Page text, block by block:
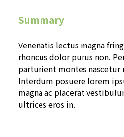
Summary
Venenatis lectus magna
rhoncus dolor purus non.
parturient montes nascetur
Interdum posuere lorem
magna ac placerat
ultrices eros in.